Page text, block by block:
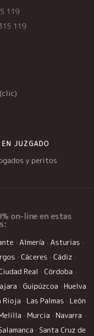
119
119
JUZGADO
y peritos
on-line en estas
· Almería · Asturias ·
· Cáceres · Cádiz ·
Real · Córdoba ·
· Guipúzcoa · Huelva
Rioja · Las Palmas · León
· Murcia · Navarra ·
· Santa Cruz de